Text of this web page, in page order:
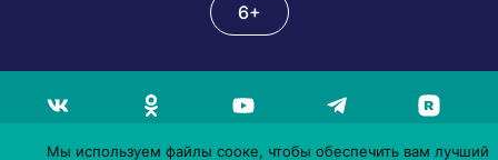
6+
Мы используем файлы сооке, чтобы обеспечить вам лучший